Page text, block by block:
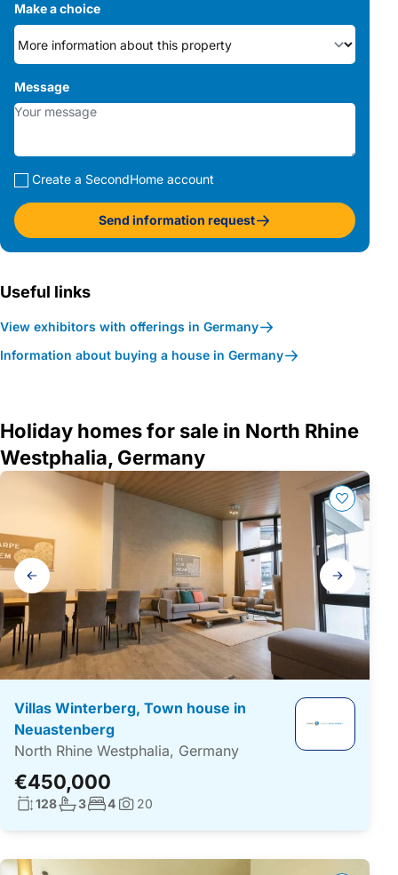
Make a choice
Message
Create a SecondHome account
Send information request
Useful links
View exhibitors with offerings in Germany
Information about buying a house in Germany
Holiday homes for sale in North Rhine
Westphalia, Germany
Gallery
navigation
Villas Winterberg, Town house in
Neuastenberg
North Rhine Westphalia, Germany
€450,000
Living surface:
128No. bathrooms:
3No. bedrooms:
4Photos:
20